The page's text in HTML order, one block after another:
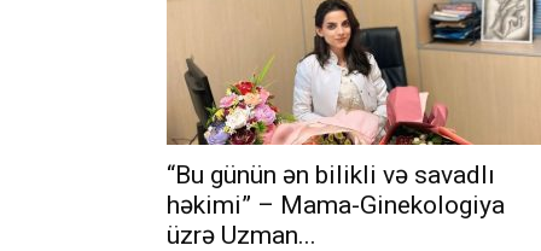
“Bu günün ən bilikli və savadlı
həkimi” – Mama-Ginekologiya
üzrə Uzman...